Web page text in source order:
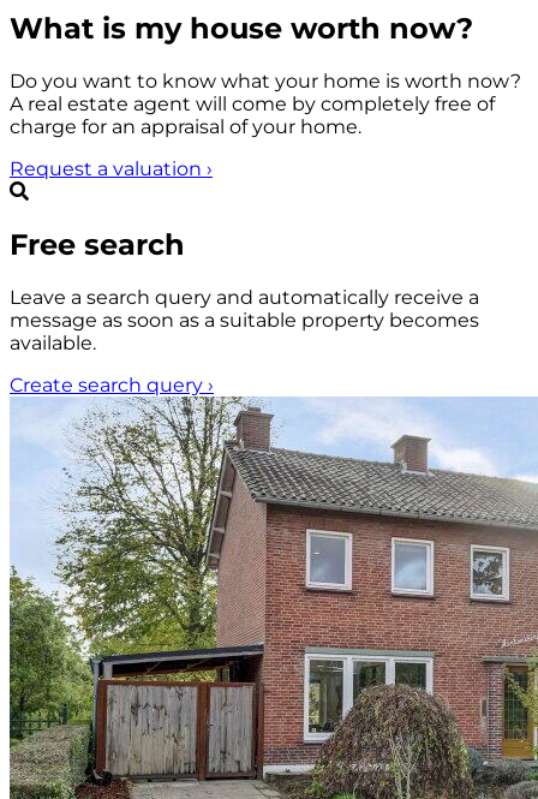
What is my house worth now?
Do you want to know what your home is worth now?
A real estate agent will come by completely free of
charge for an appraisal of your home.
Request a valuation ›
Free search
Leave a search query and automatically receive a
message as soon as a suitable property becomes
available.
Create search query ›